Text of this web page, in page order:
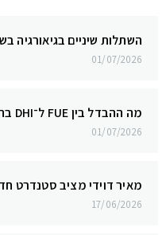
השתלות שיניים בגיאורגיה
01/07/2026
מה ההבדל בין FUE ל־DHI בהשתלת שיער בגיאורגיה
01/07/2026
מאיר דוידי מציב סטנדרט
17/06/2026